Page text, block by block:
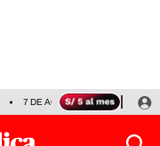
7 DE AGOSTO OLLANTA